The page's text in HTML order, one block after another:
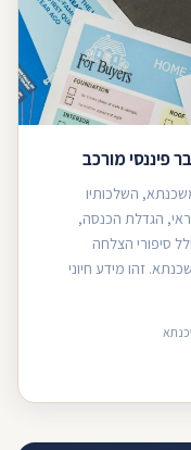
מורכב
השלכותיו
הגדלת הכנסה,
סיפורי הצלחה
זהו מידע חיוני